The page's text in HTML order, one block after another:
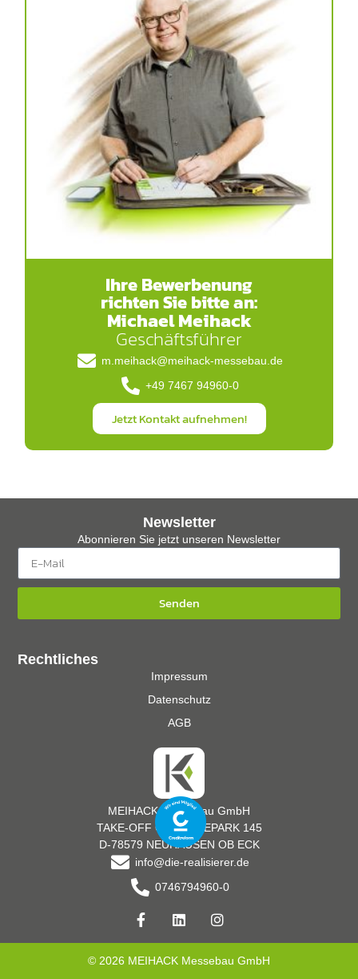
Ihre Bewerbenung
richten Sie bitte an:
Michael Meihack
Geschäftsführer
m.meihack@meihack-messebau.de
+49 7467 94960-0
Jetzt Kontakt aufnehmen!
MEIHACK Messebau GmbH
TAKE-OFF GEWERBEPARK 145
D-78579 NEUHAUSEN OB ECK
info@die-realisierer.de
0746794960-0
Rechtliches
Impressum
Datenschutz
AGB
Newsletter
Abonnieren Sie jetzt unseren Newsletter
Senden
© 2026 MEIHACK Messebau GmbH